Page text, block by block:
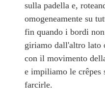
sulla padella e,
omogeneamente su
fin quando i bordi
giriamo dall'altro lato
con il movimento
e impiliamo le crêpes
farcirle.